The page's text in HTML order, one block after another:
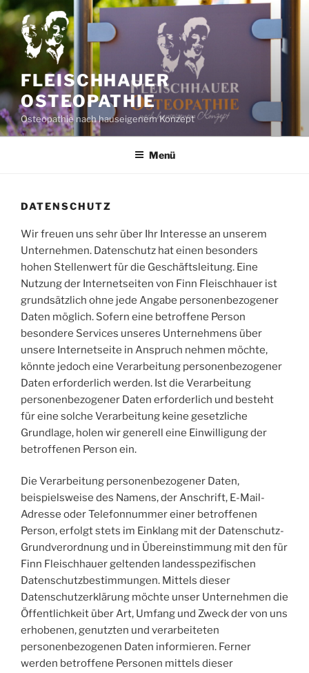
Zum
Inhalt
springen
FLEISCHHAUER
OSTEOPATHIE
Osteopathie nach hauseigenem Konzept
Menü
DATENSCHUTZ
Wir freuen uns sehr über Ihr Interesse an unserem
Unternehmen. Datenschutz hat einen besonders
hohen Stellenwert für die Geschäftsleitung. Eine
Nutzung der Internetseiten von Finn Fleischhauer ist
grundsätzlich ohne jede Angabe personenbezogener
Daten möglich. Sofern eine betroffene Person
besondere Services unseres Unternehmens über
unsere Internetseite in Anspruch nehmen möchte,
könnte jedoch eine Verarbeitung personenbezogener
Daten erforderlich werden. Ist die Verarbeitung
personenbezogener Daten erforderlich und besteht
für eine solche Verarbeitung keine gesetzliche
Grundlage, holen wir generell eine Einwilligung der
betroffenen Person ein.
Die Verarbeitung personenbezogener Daten,
beispielsweise des Namens, der Anschrift, E-Mail-
Adresse oder Telefonnummer einer betroffenen
Person, erfolgt stets im Einklang mit der Datenschutz-
Grundverordnung und in Übereinstimmung mit den für
Finn Fleischhauer geltenden landesspezifischen
Datenschutzbestimmungen. Mittels dieser
Datenschutzerklärung möchte unser Unternehmen die
Öffentlichkeit über Art, Umfang und Zweck der von uns
erhobenen, genutzten und verarbeiteten
personenbezogenen Daten informieren. Ferner
werden betroffene Personen mittels dieser